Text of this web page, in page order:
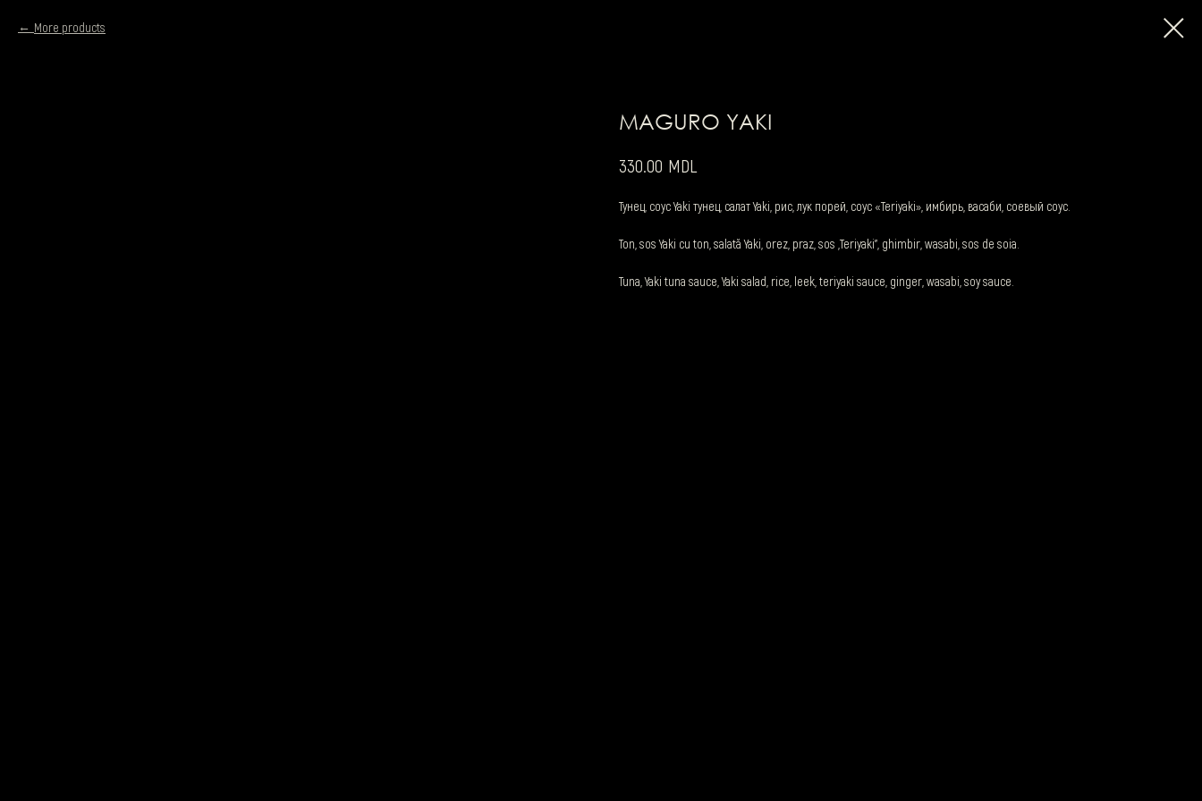
More products
MAGURO YAKI
330.00 MDL
Тунец, соус Yaki тунец, салат Yaki, рис, лук порей, соус «Teriyaki», имбирь, васаби, соевый соус.
Ton, sos Yaki cu ton, salată Yaki, orez, praz, sos „Teriyaki”, ghimbir, wasabi, sos de soia.
Tuna, Yaki tuna sauce, Yaki salad, rice, leek, teriyaki sauce, ginger, wasabi, soy sauce.